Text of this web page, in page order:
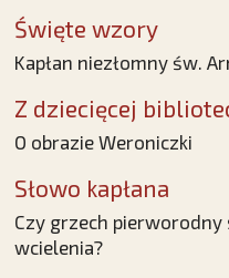
Święte wzory
Kapłan niezłomny św.
Z dziecięcej
O obrazie Weroniczki
Słowo kapłana
Czy grzech pierworodny
wcielenia?